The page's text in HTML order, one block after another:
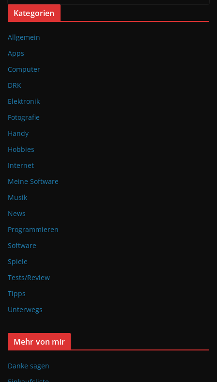
Kategorien
Allgemein
Apps
Computer
DRK
Elektronik
Fotografie
Handy
Hobbies
Internet
Meine Software
Musik
News
Programmieren
Software
Spiele
Tests/Review
Tipps
Unterwegs
Mehr von mir
Danke sagen